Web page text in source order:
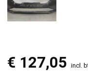
€ 127,05 incl.